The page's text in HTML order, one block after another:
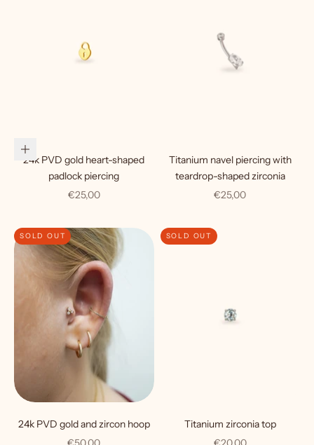
Choose options
24k PVD gold heart-shaped
padlock piercing
Sale price
€25,00
Titanium navel piercing with
teardrop-shaped zirconia
Sale price
€25,00
SOLD OUT
24k PVD gold and zircon hoop
Sale price
SOLD OUT
Titanium zirconia top
Sale price